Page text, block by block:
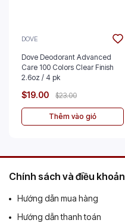
DOVE
Dove Deodorant Advanced
Care 100 Colors Clear Finish
2.6oz / 4 pk
$19.00 $23.00
Thêm vào giỏ
Chính sách và điều khoản
Hướng dẫn mua hàng
Hướng dẫn thanh toán